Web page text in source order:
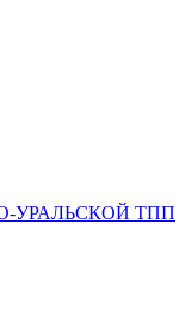
УРАЛЬСКОЙ ТПП